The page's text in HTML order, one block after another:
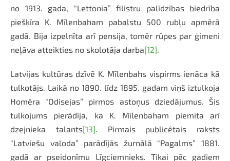
no 1913. gada, "Lettonia” filistru palīdzības biedrība
piešķīra K. Mīlenbaham pabalstu 500 rubļu apmērā
gadā. Bija izpelnīta arī pensija, tomēr rūpes par ģimeni
neļāva atteikties no skolotāja darba[12].
Latvijas kultūras dzīvē K. Mīlenbahs vispirms ienāca kā
tulkotājs. Laikā no 1890. līdz 1895. gadam viņš iztulkoja
Homēra "Odisejas” pirmos astoņus dziedājumus. Šis
tulkojums pierādīja, ka K. Mīlenbaham piemita arī
dzejnieka talants[13]. Pirmais publicētais raksts
"Latviešu valoda” parādījās žurnālā "Pagalms” 1881.
gadā ar pseidonīmu Līgciemnieks. Tikai pēc gadiem